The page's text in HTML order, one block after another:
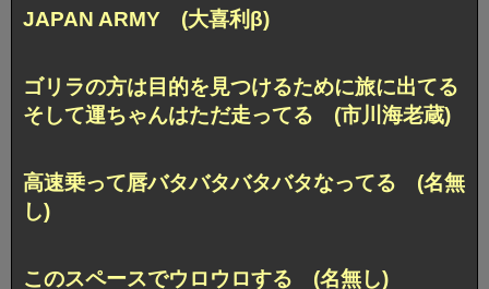
JAPAN ARMY (大喜利β)
ゴリラの方は目的を見つけるために旅に出てる
そして運ちゃんはただ走ってる (市川海老蔵)
高速乗って唇バタバタバタバタなってる (名無
し)
このスペースでウロウロする (名無し)